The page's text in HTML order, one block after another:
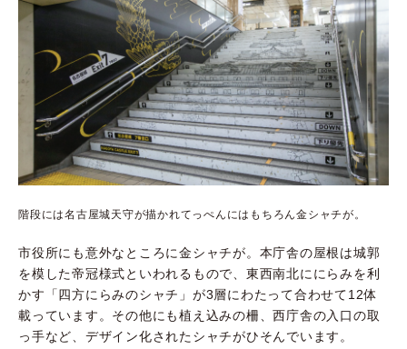
階段には名古屋城天守が描かれてっぺんにはもちろん金シャチが。
市役所にも意外なところに金シャチが。本庁舎の屋根は城郭
を模した帝冠様式といわれるもので、東西南北ににらみを利
かす「四方にらみのシャチ」が3層にわたって合わせて12体
載っています。その他にも植え込みの柵、西庁舎の入口の取
っ手など、デザイン化されたシャチがひそんでいます。